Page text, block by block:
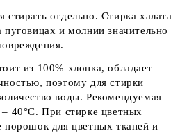
стирать отдельно. Стирка халата
и молнии значительно
из 100% хлопка, обладает
поэтому для стирки
воды. Рекомендуемая
40°С. При стирке цветных
порошок для цветных тканей и